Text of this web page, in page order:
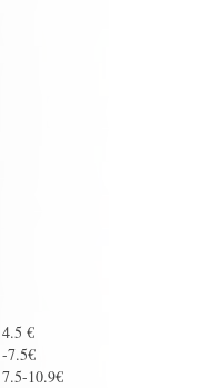
4.5 €
-7.5€
7.5-10.9€